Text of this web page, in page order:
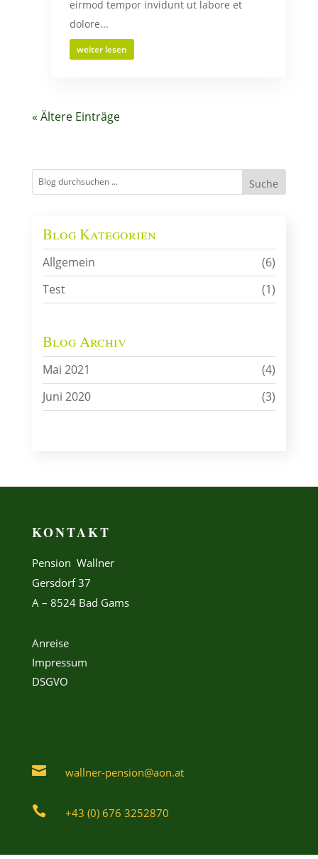
eirmod tempor invidunt ut labore et
dolore...
weiter lesen
« Ältere Einträge
Blog Kategorien
Allgemein
(6)
Test
(1)
Blog Archiv
Mai 2021
(4)
Juni 2020
(3)
KONTAKT
Pension Wallner
Gersdorf 37
A – 8524 Bad Gams
Anreise
Impressum
DSGVO
 wallner-pension@aon.at
 +43 (0) 676 3252870